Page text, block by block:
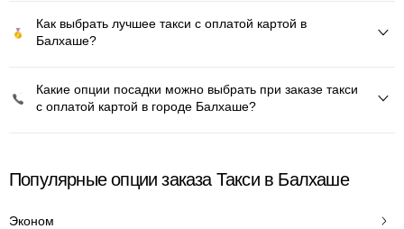
Как выбрать лучшее такси с оплатой картой в
Балхаше?
Какие опции посадки можно выбрать при заказе такси
с оплатой картой в городе Балхаше?
Популярные опции заказа Такси в Балхаше
Эконом